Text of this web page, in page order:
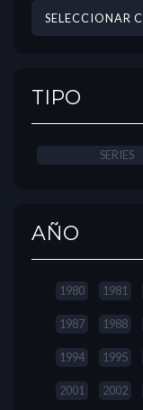
TIPO
SERIES
AÑO
1980 1981
1987 1988
1994 1995
2001 2002